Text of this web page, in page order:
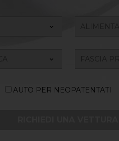
AUTO PER NEOPATENTATI